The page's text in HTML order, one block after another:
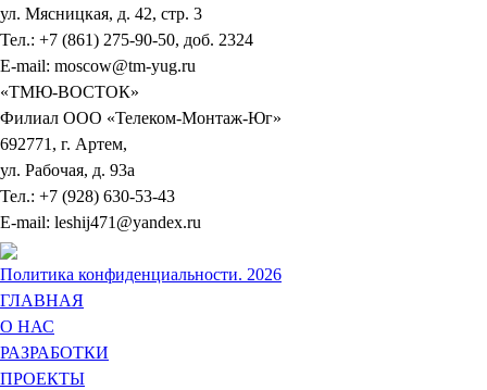
ул. Мясницкая, д. 42, стр. 3
Тел.: +7 (861) 275-90-50, доб. 2324
E-mail: moscow@tm-yug.ru
«ТМЮ-ВОСТОК»
Филиал ООО «Телеком-Монтаж-Юг»
692771, г. Артем,
ул. Рабочая, д. 93а
Тел.: +7 (928) 630-53-43
E-mail: leshij471@yandex.ru
Политика конфиденциальности. 2026
ГЛАВНАЯ
О НАС
РАЗРАБОТКИ
ПРОЕКТЫ